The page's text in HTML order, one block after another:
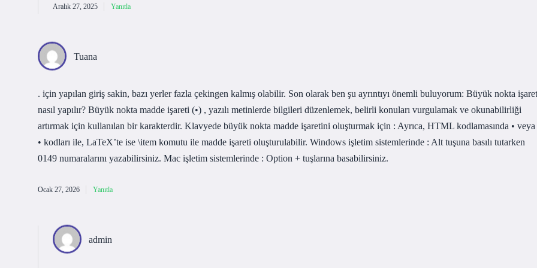
Aralık 27, 2025 Yanıtla
Tuana
. için yapılan giriş sakin, bazı yerler fazla çekingen kalmış olabilir. Son olarak ben şu ayrıntıyı önemli buluyorum: Büyük nokta
nasıl yapılır? Büyük nokta madde işareti (•) , yazılı metinlerde bilgileri düzenlemek, belirli konuları vurgulamak ve okunabilirliği
artırmak için kullanılan bir karakterdir. Klavyede büyük nokta madde işaretini oluşturmak için : Ayrıca, HTML kodlamasında • veya
• kodları ile, LaTeX’te ise \item komutu ile madde işareti oluşturulabilir. Windows işletim sistemlerinde : Alt tuşuna basılı tutarken
0149 numaralarını yazabilirsiniz. Mac işletim sistemlerinde : Option + tuşlarına basabilirsiniz.
Ocak 27, 2026 Yanıtla
admin